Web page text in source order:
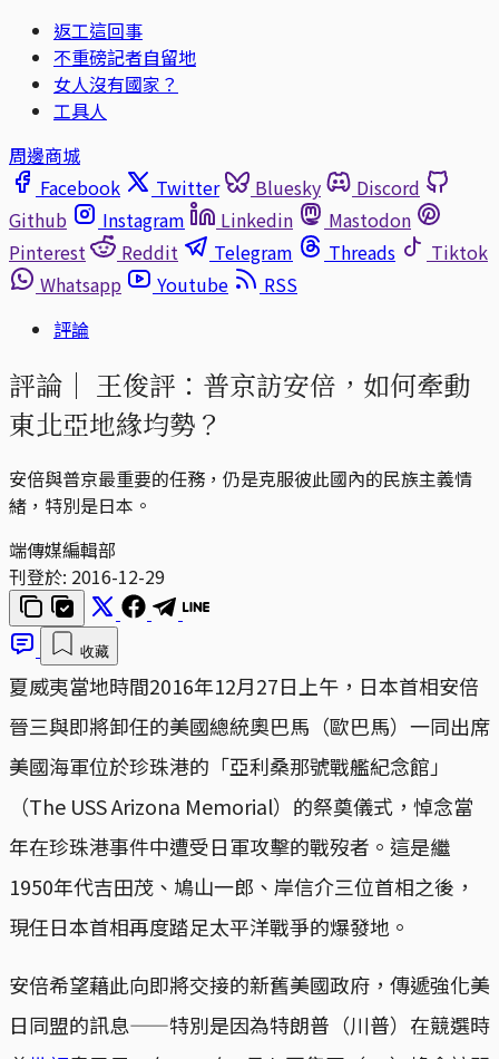
返工這回事
不重磅記者自留地
女人沒有國家？
工具人
周邊商城
Facebook
Twitter Bluesky
Discord
Github
Instagram Linkedin
Mastodon
Pinterest
Reddit Telegram Threads
Tiktok
Whatsapp
Youtube
RSS
評論
評論｜ 王俊評：普京訪安倍，如何牽動
東北亞地緣均勢？
安倍與普京最重要的任務，仍是克服彼此國內的民族主義情
緒，特別是日本。
端傳媒編輯部
刊登於: 2016-12-29
收藏
夏威夷當地時間2016年12月27日上午，日本首相安倍
晉三與即將卸任的美國總統奧巴馬（歐巴馬）一同出席
美國海軍位於珍珠港的「亞利桑那號戰艦紀念館」
（The USS Arizona Memorial）的祭奠儀式，悼念當
年在珍珠港事件中遭受日軍攻擊的戰歿者。這是繼
1950年代吉田茂、鳩山一郎、岸信介三位首相之後，
現任日本首相再度踏足太平洋戰爭的爆發地。
安倍希望藉此向即將交接的新舊美國政府，傳遞強化美
日同盟的訊息——特別是因為特朗普（川普）在競選時